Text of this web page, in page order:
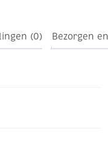
(0) Bezorgen